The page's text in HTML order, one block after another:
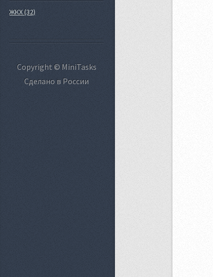
ЖКХ (32)
Copyright © MiniTasks
Сделано в России